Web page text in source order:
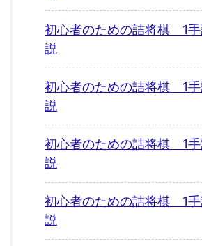
初心者のための詰将棋 1
説
初心者のための詰将棋 1
説
初心者のための詰将棋 1
説
初心者のための詰将棋 1
説